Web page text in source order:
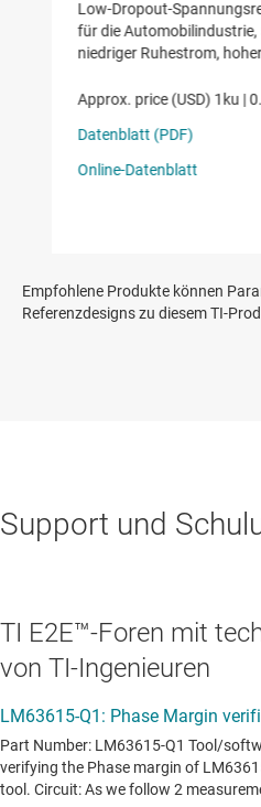
Empfohlene Produkte können
Referenzdesigns zu diesem TI-
Support und
TI E2E™-Foren mit
von TI-Ingenieuren